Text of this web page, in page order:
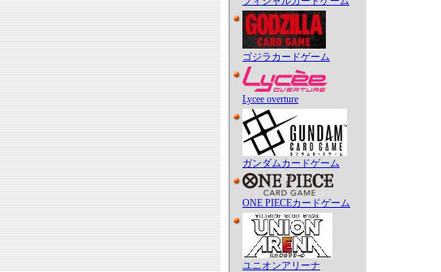
ゴジラカードゲーム
Lycee overture
ガンダムカードゲーム
ONE PIECEカードゲーム
ユニオンアリーナ